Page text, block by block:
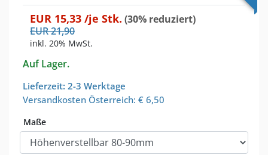
EUR 15,33 /je Stk. (30% reduziert)
EUR21,90
inkl. 20% MwSt.
Auf Lager.
Lieferzeit: 2-3 Werktage
Versandkosten Österreich: € 6,50
Maße